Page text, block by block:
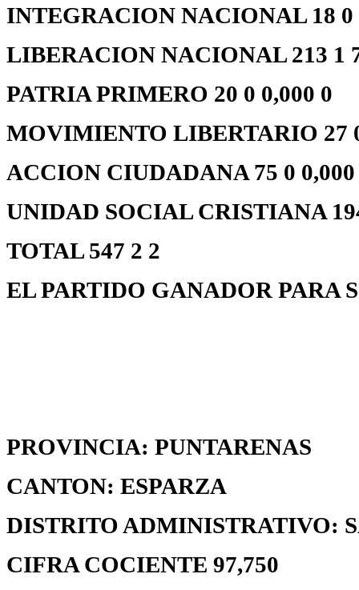
INTEGRACION NACIONAL 18 0
LIBERACION NACIONAL 213 1
PATRIA PRIMERO 20 0 0,000 0
MOVIMIENTO LIBERTARIO 27
ACCION CIUDADANA 75 0 0,000
UNIDAD SOCIAL CRISTIANA
TOTAL 547 2 2
EL PARTIDO GANADOR PARA
PROVINCIA: PUNTARENAS
CANTON: ESPARZA
DISTRITO ADMINISTRATIVO:
CIFRA COCIENTE 97,750